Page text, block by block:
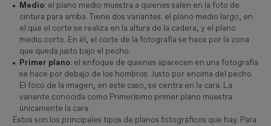
Medio: el plano medio muestra a quienes salen en la foto de
cintura para arriba. Tiene dos variantes: el plano medio largo, en
el que el corte se realiza en la altura de la cadera, y el plano
medio corto. En él, el corte de la fotografía se hace por la zona
que queda justo bajo el pecho.
Primer plano: el enfoque de quienes aparecen en una fotografía
se hace por debajo de los hombros. Justo por encima del pecho.
El foco de la imagen, en este caso, se centra en la cara. La
variante conocida como Primerísimo primer plano muestra
únicamente la cara.
Estos son los principales tipos de planos fotográficos que hay. Para